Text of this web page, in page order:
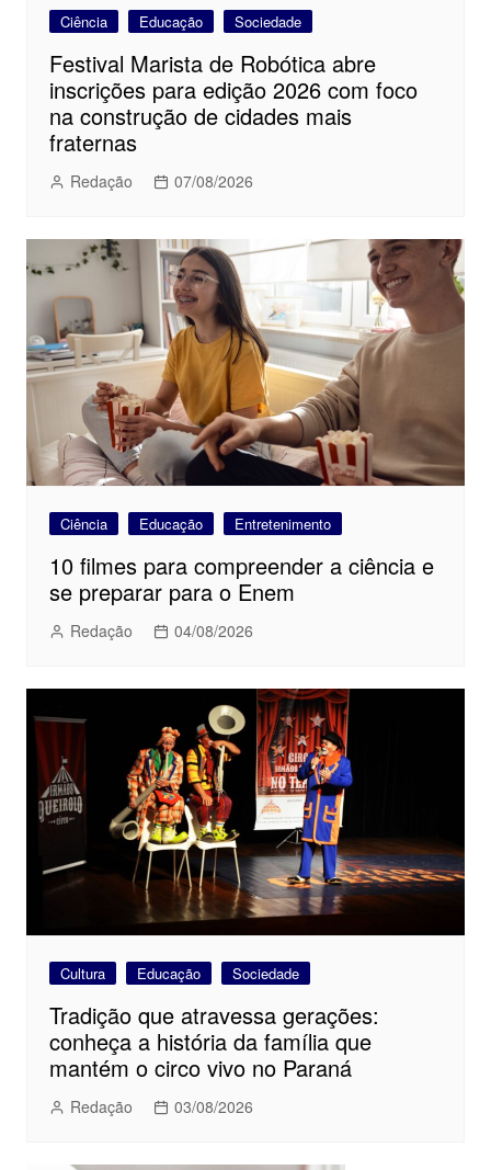
Ciência Educação Sociedade
Festival Marista de Robótica abre
inscrições para edição 2026 com foco
na construção de cidades mais
fraternas
Redação 07/08/2026
Ciência Educação Entretenimento
10 filmes para compreender a ciência e
se preparar para o Enem
Redação 04/08/2026
Cultura Educação Sociedade
Tradição que atravessa gerações:
conheça a história da família que
mantém o circo vivo no Paraná
Redação 03/08/2026